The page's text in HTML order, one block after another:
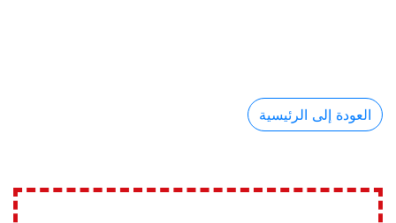
العودة إلى الرئيسية